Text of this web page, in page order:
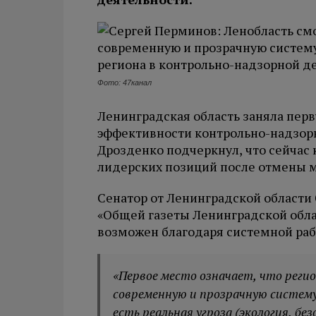
Фото: 47канал
Ленинградская область заняла
эффективности контрольно-
Дрозденко подчеркнул, что
лидерских позиций после отмены
Сенатор от Ленинградской
«Общей газеты Ленинградской
возможен благодаря системной
«Первое место означает, что
современную и прозрачную
есть реальная угроза (экология,